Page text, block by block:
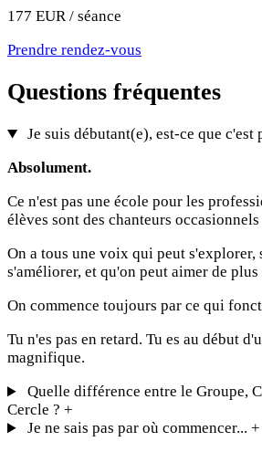
177 EUR / séance
Prendre rendez-vous
Questions fréquentes
Je suis débutant(e), est-ce que
Absolument.
Ce n'est pas une école pour les
élèves sont des chanteurs
On a tous une voix qui peut s'explorer,
s'améliorer, et qu'on peut aimer de plus
On commence toujours par ce qui
Tu n'es pas en retard. Tu es au début
magnifique.
Quelle différence entre le Groupe,
Cercle ? +
Je ne sais pas par où commencer...+